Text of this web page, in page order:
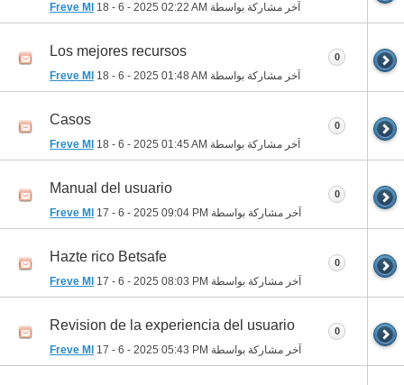
آخر مشاركة بواسطة Freve Ml 18 - 6 - 2025 02:22 AM
Los mejores recursos
آخر مشاركة بواسطة Freve Ml 18 - 6 - 2025 01:48 AM
0
Casos
آخر مشاركة بواسطة Freve Ml 18 - 6 - 2025 01:45 AM
0
Manual del usuario
آخر مشاركة بواسطة Freve Ml 17 - 6 - 2025 09:04 PM
0
Hazte rico Betsafe
آخر مشاركة بواسطة Freve Ml 17 - 6 - 2025 08:03 PM
0
Revision de la experiencia del usuario
آخر مشاركة بواسطة Freve Ml 17 - 6 - 2025 05:43 PM
0